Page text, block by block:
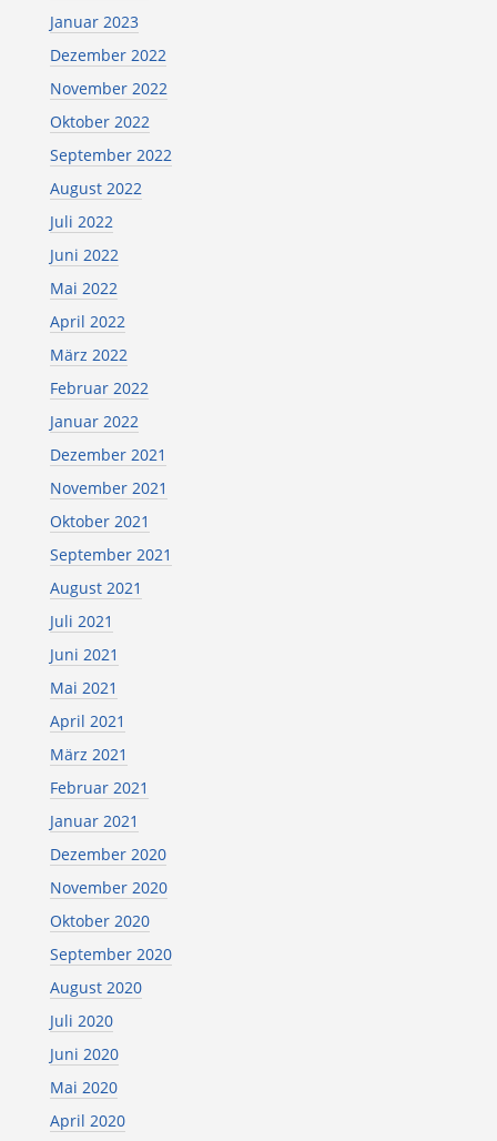
Januar 2023
Dezember 2022
November 2022
Oktober 2022
September 2022
August 2022
Juli 2022
Juni 2022
Mai 2022
April 2022
März 2022
Februar 2022
Januar 2022
Dezember 2021
November 2021
Oktober 2021
September 2021
August 2021
Juli 2021
Juni 2021
Mai 2021
April 2021
März 2021
Februar 2021
Januar 2021
Dezember 2020
November 2020
Oktober 2020
September 2020
August 2020
Juli 2020
Juni 2020
Mai 2020
April 2020